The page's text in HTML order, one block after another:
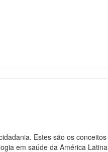
Estes são os
em saúde da América